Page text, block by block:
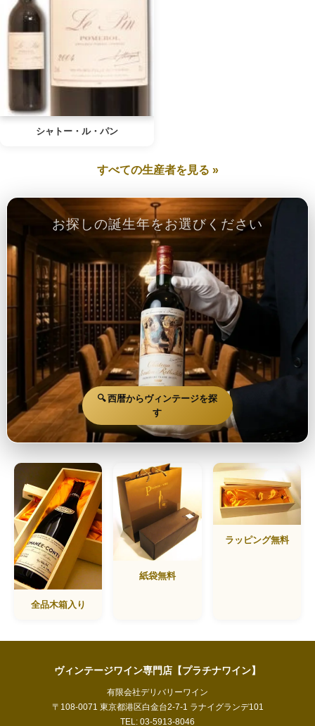
シャトー・ル・パン
すべての生産者を見る »
お探しの誕生年をお選びください
🔍 西暦からヴィンテージを探
す
全品木箱入り
紙袋無料
ラッピング無料
ヴィンテージワイン専門店【プラチナワイン】
有限会社デリバリーワイン
〒108-0071 東京都港区白金台2-7-1 ラナイグランデ101
TEL: 03-5913-8046